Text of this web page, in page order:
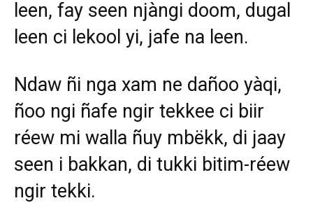
leen, fay seen njàngi doom, dugal
leen ci lekool yi, jafe na leen.
Ndaw ñi nga xam ne dañoo yàqi,
ñoo ngi ñafe ngir tekkee ci biir
réew mi walla ñuy mbëkk, di jaay
seen i bakkan, di tukki bitim-réew
ngir tekki.